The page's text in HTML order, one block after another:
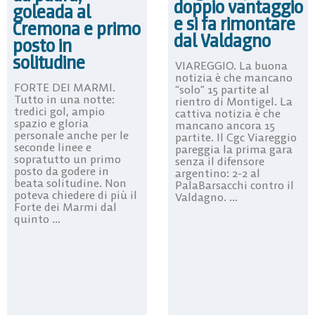
goleada al
Cremona e primo
posto in
solitudine
FORTE DEI MARMI.
Tutto in una notte:
tredici gol, ampio
spazio e gloria
personale anche per le
seconde linee e
sopratutto un primo
posto da godere in
beata solitudine. Non
poteva chiedere di più il
Forte dei Marmi dal
quinto ...
doppio vantaggio
e si fa rimontare
dal Valdagno
VIAREGGIO. La buona
notizia è che mancano
“solo” 15 partite al
rientro di Montigel. La
cattiva notizia è che
mancano ancora 15
partite. Il Cgc Viareggio
pareggia la prima gara
senza il difensore
argentino: 2-2 al
PalaBarsacchi contro il
Valdagno. ...